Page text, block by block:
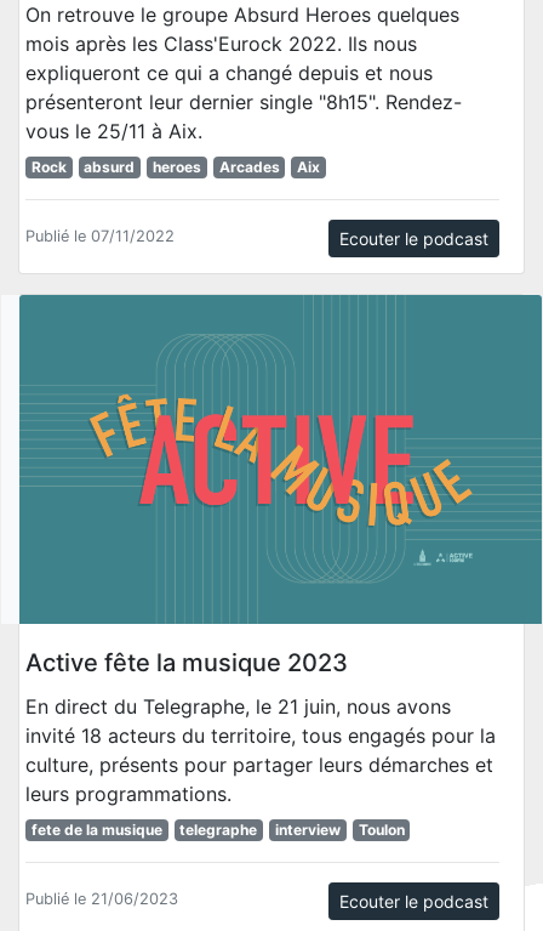
On retrouve le groupe Absurd Heroes quelques
mois après les Class'Eurock 2022. Ils nous
expliqueront ce qui a changé depuis et nous
présenteront leur dernier single "8h15". Rendez-
vous le 25/11 à Aix.
Rock absurd heroes Arcades Aix
Publié le 07/11/2022 Ecouter le podcast
Active fête la musique 2023
En direct du Telegraphe, le 21 juin, nous avons
invité 18 acteurs du territoire, tous engagés pour la
culture, présents pour partager leurs démarches et
leurs programmations.
fete de la musique telegraphe interview Toulon
Publié le 21/06/2023 Ecouter le podcast